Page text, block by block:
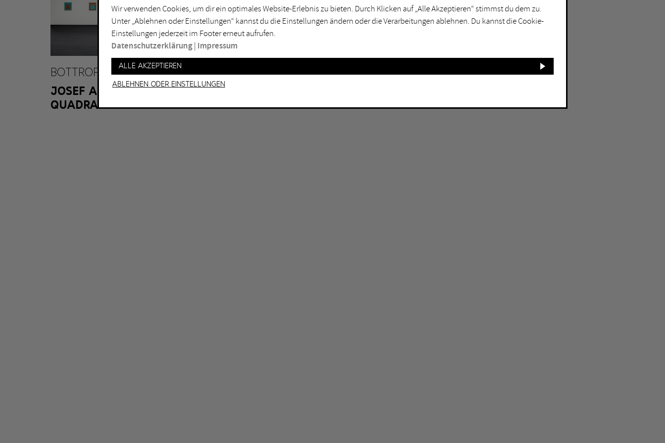
Lichtkunst
Malerei
Skulptur
Duisburg
Essen
Hagen
Hamm
Mülheim an der Ruhr
Oberhausen
Unna
Witten
BOTTROP
JOSEF ALBERS MUSEUM
QUADRAT BOTTROP
Wir verwenden Cookies, um dir ein optimales Website-Erlebnis zu bieten. Durch Klicken auf „Alle Akzeptieren“ stimmst du dem zu.
Unter „Ablehnen oder Einstellungen“ kannst du die Einstellungen ändern oder die Verarbeitungen ablehnen. Du kannst die Cookie-
Einstellungen jederzeit im Footer erneut aufrufen.
Datenschutzerklärung| Impressum
Alle akzeptieren
Ablehnen oder Einstellungen